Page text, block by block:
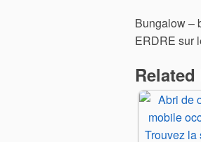
Bungalow –
ERDRE sur